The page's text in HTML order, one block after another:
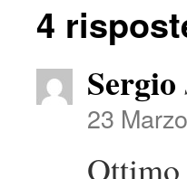
4
Sergio
23